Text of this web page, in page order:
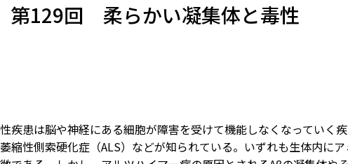
第129回 柔らかい凝集体と毒性
疾患は脳や神経にある細胞が障害を受けて機能しなくなっていく
縮性側索硬化症（ALS）などが知られている。いずれも生体内に